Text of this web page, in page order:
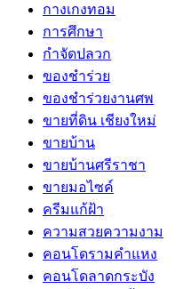
กางเกงทอม
การศึกษา
กำจัดปลวก
ของชำร่วย
ของชำร่วยงานศพ
ขายที่ดิน เชียงใหม่
ขายบ้าน
ขายบ้านศรีราชา
ขายมอไซค์
ครีมแก้ฝ้า
ความสวยความงาม
คอนโดรามคำแหง
คอนโดลาดกระบัง